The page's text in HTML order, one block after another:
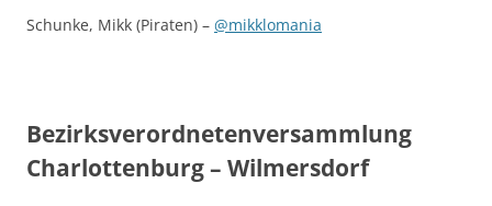
Schunke, Mikk (Piraten) – @mikklomania
Bezirksverordnetenversammlung
Charlottenburg – Wilmersdorf